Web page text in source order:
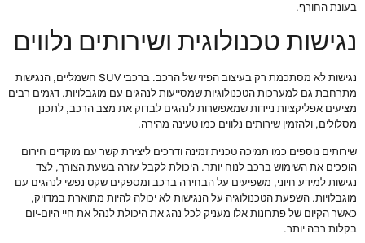
בעונת החורף.
נגישות טכנולוגית ושירותים נלווים
נגישות לא מסתכמת רק בעיצוב הפיזי של הרכב. ברכבי SUV חשמליים, הנגישות
מתרחבת גם למערכות הטכנולוגיות שמסייעות לנהגים עם מוגבלויות. דגמים רבים
מציעים אפליקציות ניידות שמאפשרות לנהגים לבדוק את מצב הרכב, לתכנן
מסלולים, ולהזמין שירותים נלווים כמו טעינה מהירה.
שירותים נוספים כמו תמיכה טכנית זמינה ודרכים ליצירת קשר עם מוקדים חירום
הופכים את השימוש ברכב לנוח יותר. היכולת לקבל עזרה בשעת הצורך, לצד
נגישות למידע חיוני, משפיעים על הבחירה ברכב ומספקים שקט נפשי לנהגים עם
מוגבלויות. השפעת הטכנולוגיה על הנגישות לא יכולה להיות מתוארת במדויק,
כאשר הקיום של פתרונות אלו מעניק לכל נהג את היכולת לנהל את חיי היום-יום
בקלות רבה יותר.